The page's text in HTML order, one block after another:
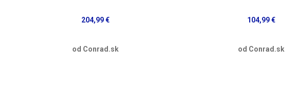
204,99 €
od Conrad.sk
104,99 €
od Conrad.sk